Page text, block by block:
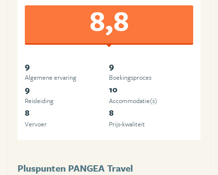
8,8
9
Algemene ervaring
9
Boekingsproces
9
Reisleiding
10
Accommodatie(s)
8
Vervoer
8
Prijs-kwaliteit
Pluspunten PANGEA Travel